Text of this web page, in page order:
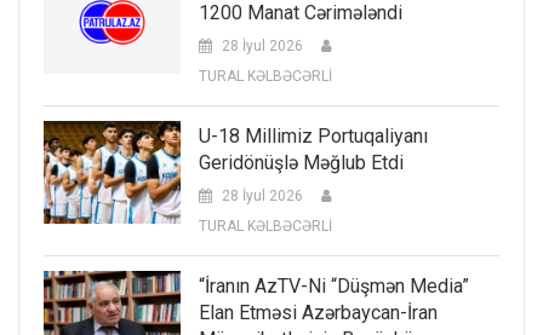
1200 Manat Cərimələndi
28 İyul 2026
TURAL KƏLBƏCƏRLİ
U-18 Millimiz Portuqaliyanı
Geridönüşlə Məğlub Etdi
28 İyul 2026
TURAL KƏLBƏCƏRLİ
“İranın AzTV-Ni “düşmən Media”
Elan Etməsi Azərbaycan-İran